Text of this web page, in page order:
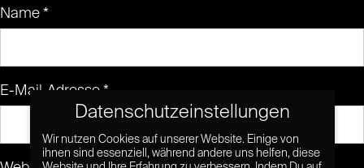
Name *
E-Mail-Adresse *
Datenschutzeinstellungen
Wir nutzen Cookies auf unserer Website. Einige von
ihnen sind essenziell, während andere uns helfen, diese